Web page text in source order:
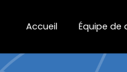
Accueil Équipe de